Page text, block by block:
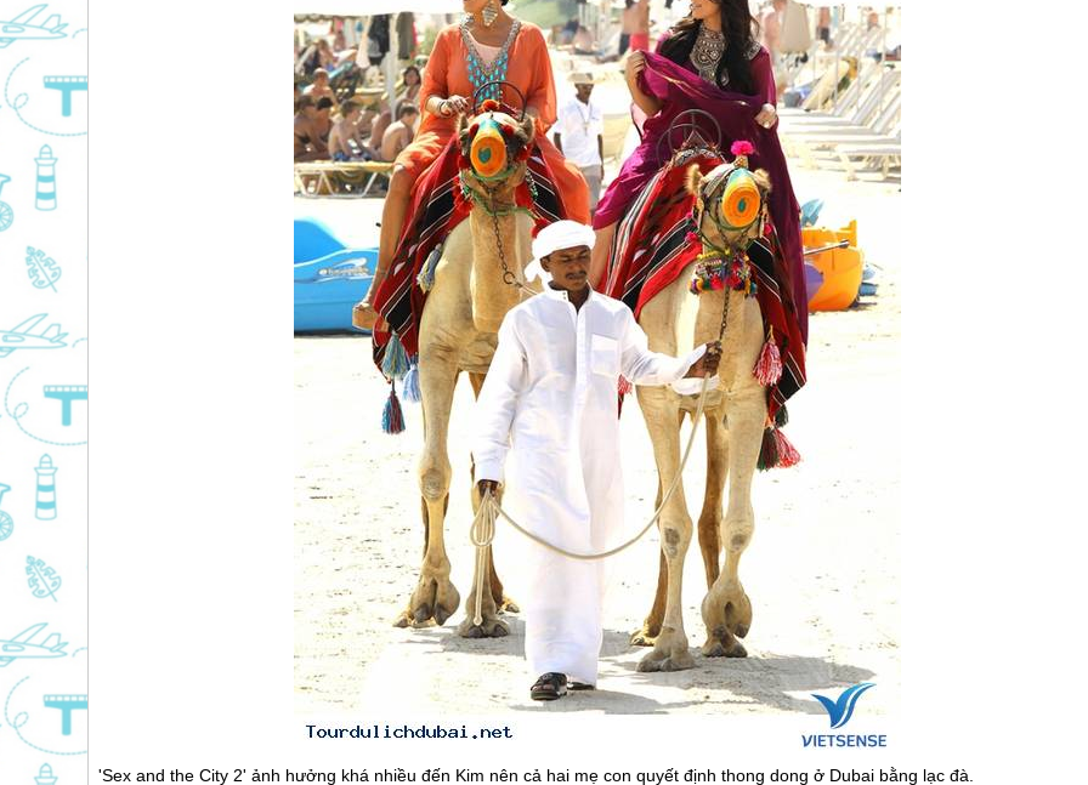
'Sex and the City 2' ảnh hưởng khá nhiều đến Kim nên cả hai mẹ con quyết định thong dong ở Dubai bằng lạc đà.